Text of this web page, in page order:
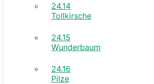
24.14
Tollkirsche
24.15
Wunderbaum
24.16
Pilze